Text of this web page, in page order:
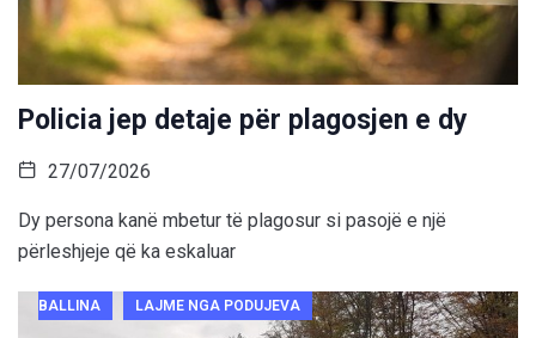
Policia jep detaje për plagosjen e dy
27/07/2026
Dy persona kanë mbetur të plagosur si pasojë e një
përleshjeje që ka eskaluar
BALLINA LAJME NGA PODUJEVA